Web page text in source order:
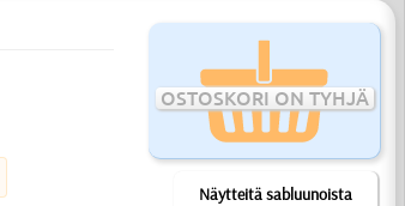
OSTOSKORI ON TYHJÄ
Näytteitä sabluunoista